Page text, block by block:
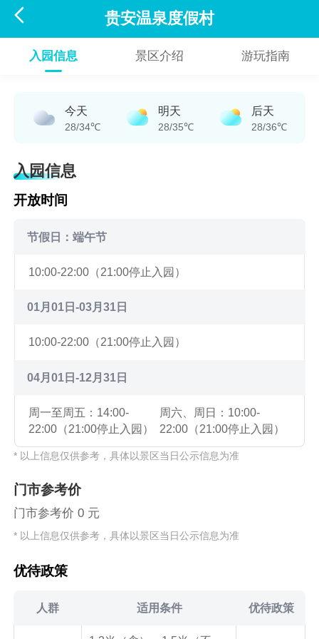
 贵安温泉度假村
入园信息 景区介绍 游玩指南
今天
28/34℃
明天
28/35℃
后天
28/36℃
入园信息
开放时间
节假日：端午节
10:00-22:00（21:00停止入园）
01月01日-03月31日
10:00-22:00（21:00停止入园）
04月01日-12月31日
周一至周五：14:00-
22:00（21:00停止入园）
周六、周日：10:00-
22:00（21:00停止入园）
* 以上信息仅供参考，具体以景区当日公示信息为准
门市参考价
门市参考价 0 元
* 以上信息仅供参考，具体以景区当日公示信息为准
优待政策
人群 适用条件 优待政策